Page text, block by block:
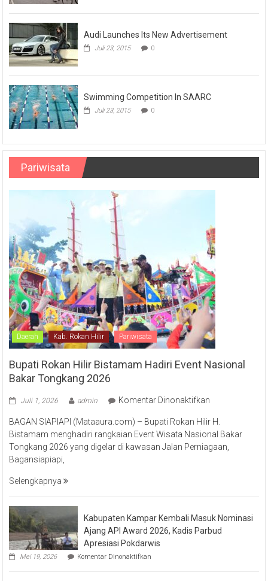
Audi Launches Its New Advertisement
Juli 23, 2015 0
Swimming Competition In SAARC
Juli 23, 2015 0
Pariwisata
Daerah Kab. Rokan Hilir Pariwisata
Bupati Rokan Hilir Bistamam Hadiri Event Nasional
Bakar Tongkang 2026
Juli 1, 2026 admin Komentar Dinonaktifkan
Rokan
Hilir
Bistamam
Bakar
Tongkang
2026
BAGAN SIAPIAPI (Mataaura.com) – Bupati Rokan Hilir H.
Bistamam menghadiri rangkaian Event Wisata Nasional Bakar
Tongkang 2026 yang digelar di kawasan Jalan Perniagaan,
Bagansiapiapi,
Selengkapnya
Kabupaten Kampar Kembali Masuk Nominasi
Ajang API Award 2026, Kadis Parbud
Apresiasi Pokdarwis
Mei 19, 2026 Komentar Dinonaktifkan
Kampar